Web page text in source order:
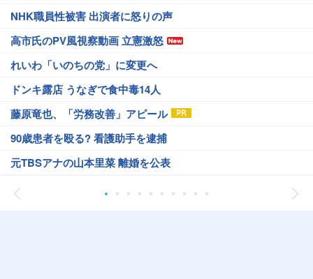
NHK職員性被害 出演者に怒りの声
高市氏のPV風視察動画 立憲激怒
れいわ「いのちの党」に変更へ
ドンキ露店 うなぎで食中毒14人
藤原竜也、「労務改善」アピール
90歳患者を殴る? 看護助手を逮捕
元TBSアナの山本里菜 離婚を公表